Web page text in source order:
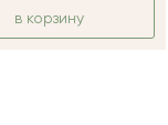
в корзину